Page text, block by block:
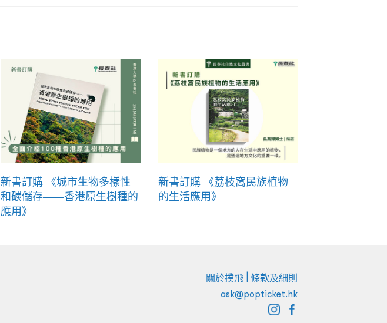
新書訂購 《城市生物多樣性
和碳儲存——香港原生樹種的
應用》
新書訂購 《荔枝窩民族植物
的生活應用》
關於撲飛 條款及細則
ask@popticket.hk